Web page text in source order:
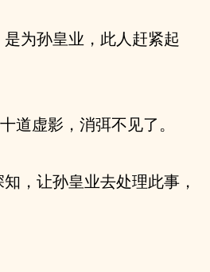
为孙皇业，此人赶紧起
道虚影，消弭不见了。
，让孙皇业去处理此事，